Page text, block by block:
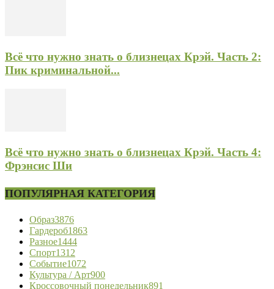
Всё что нужно знать о близнецах Крэй. Часть 2:
Пик криминальной...
Всё что нужно знать о близнецах Крэй. Часть 4:
Фрэнсис Ши
ПОПУЛЯРНАЯ КАТЕГОРИЯ
Образ3876
Гардероб1863
Разное1444
Спорт1312
Событие1072
Культура / Арт900
Кроссовочный понедельник891